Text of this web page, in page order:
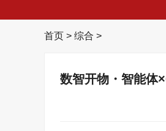
首页 > 综合 >
数智开物・智能体